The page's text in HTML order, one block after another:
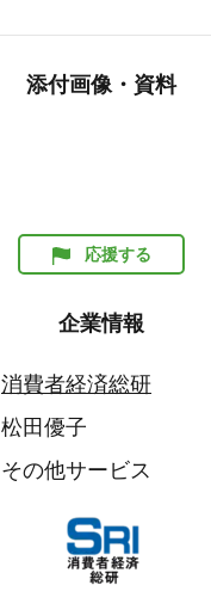
添付画像・資料
応援する
企業情報
消費者経済総研
松田優子
その他サービス